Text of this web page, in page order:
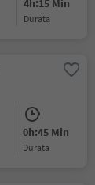
4h:15 Min
durata
0h:45 Min
durata